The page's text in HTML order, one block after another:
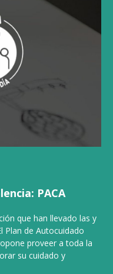
PACA
que han llevado las y
Plan de Autocuidado
proveer a toda la
su cuidado y